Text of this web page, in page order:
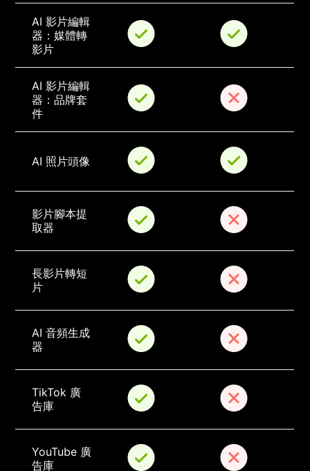
AI 影片編輯
器：媒體轉
影片
AI 影片編輯
器：品牌套
件
AI 照片頭像
影片腳本提
取器
長影片轉短
片
AI 音頻生成
器
TikTok 廣
告庫
YouTube 廣
告庫